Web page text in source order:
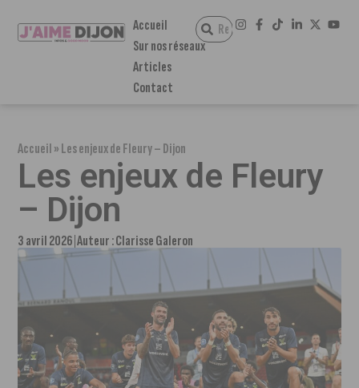
Accueil
Sur nos réseaux
Articles
Contact
Accueil»Les enjeux de Fleury – Dijon
Les enjeux de Fleury
– Dijon
3 avril 2026 Auteur :Clarisse Galeron